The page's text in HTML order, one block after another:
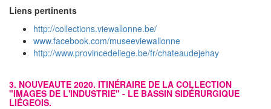
Liens pertinents
http://collections.viewallonne.be/
www.facebook.com/museeviewallonne
http://www.provincedeliege.be/fr/chateaudejehay
3. NOUVEAUTE 2020. ITINÉRAIRE DE LA COLLECTION
"IMAGES DE L'INDUSTRIE" - LE BASSIN SIDÉRURGIQUE
LIÉGEOIS.